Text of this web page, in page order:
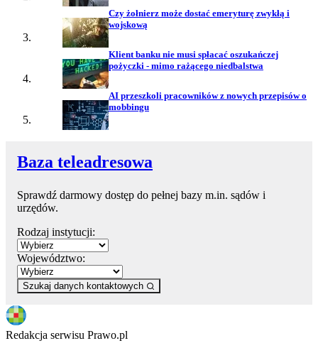
Czy żołnierz może dostać emeryturę zwykłą i
wojskową
Klient banku nie musi spłacać oszukańczej
pożyczki - mimo rażącego niedbalstwa
AI przeszkoli pracowników z nowych przepisów o
mobbingu
Baza teleadresowa
Sprawdź darmowy dostęp do pełnej bazy m.in. sądów i
urzędów.
Rodzaj instytucji:
Województwo:
Szukaj danych kontaktowych
Redakcja serwisu Prawo.pl